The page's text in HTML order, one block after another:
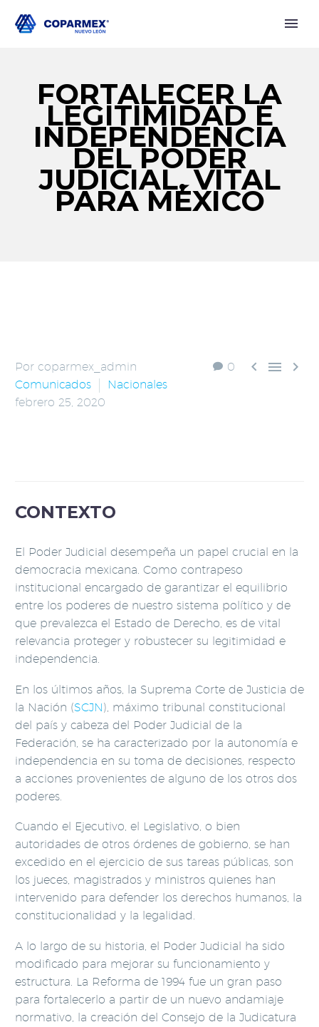
FORTALECER LA
LEGITIMIDAD E
INDEPENDENCIA
DEL PODER
JUDICIAL, VITAL
PARA MÉXICO
0   
Por coparmex_admin
Comunicados
Nacionales
febrero 25, 2020
CONTEXTO
El Poder Judicial desempeña un papel crucial en la
democracia mexicana. Como contrapeso
institucional encargado de garantizar el equilibrio
entre los poderes de nuestro sistema político y de
que prevalezca el Estado de Derecho, es de vital
relevancia proteger y robustecer su legitimidad e
independencia.
En los últimos años, la Suprema Corte de Justicia de
la Nación (SCJN), máximo tribunal constitucional
del país y cabeza del Poder Judicial de la
Federación, se ha caracterizado por la autonomía e
independencia en su toma de decisiones, respecto
a acciones provenientes de alguno de los otros dos
poderes.
Cuando el Ejecutivo, el Legislativo, o bien
autoridades de otros órdenes de gobierno, se han
excedido en el ejercicio de sus tareas públicas, son
los jueces, magistrados y ministros quienes han
intervenido para defender los derechos humanos, la
constitucionalidad y la legalidad.
A lo largo de su historia, el Poder Judicial ha sido
modificado para mejorar su funcionamiento y
estructura. La Reforma de 1994 fue un gran paso
para fortalecerlo a partir de un nuevo andamiaje
normativo, la creación del Consejo de la Judicatura